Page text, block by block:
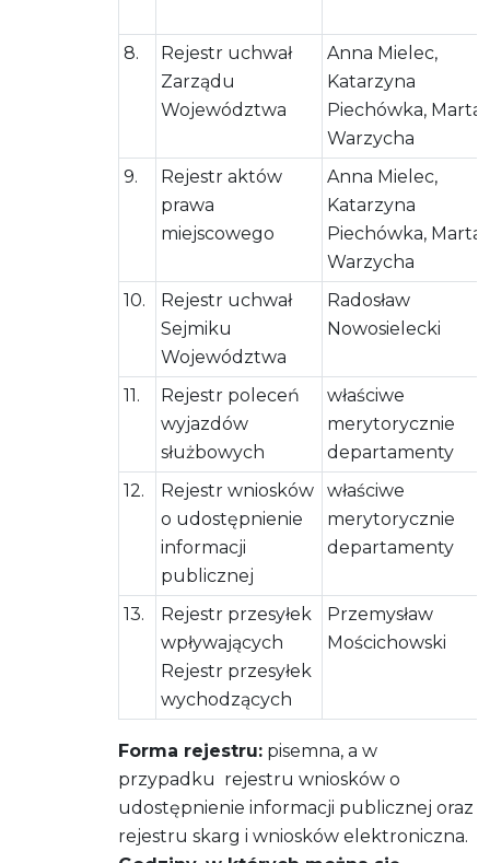
8.
Rejestr uchwał
Zarządu
Województwa
Anna Mielec,
Katarzyna
Piechówka, Marta
Warzycha
9.
Rejestr aktów
prawa
miejscowego
Anna Mielec,
Katarzyna
Piechówka, Marta
Warzycha
10.
Rejestr uchwał
Sejmiku
Województwa
Radosław
Nowosielecki
11.
Rejestr poleceń
wyjazdów
służbowych
właściwe
merytorycznie
departamenty
12.
Rejestr wniosków
o udostępnienie
informacji
publicznej
właściwe
merytorycznie
departamenty
13.
Rejestr przesyłek
wpływających
Rejestr przesyłek
wychodzących
Przemysław
Mościchowski
Forma rejestru: pisemna, a w
przypadku rejestru wniosków o
udostępnienie informacji publicznej oraz
rejestru skarg i wniosków elektroniczna.